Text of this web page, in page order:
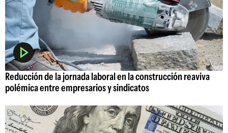
Reducción de la jornada laboral en la construcción reaviva
polémica entre empresarios y sindicatos